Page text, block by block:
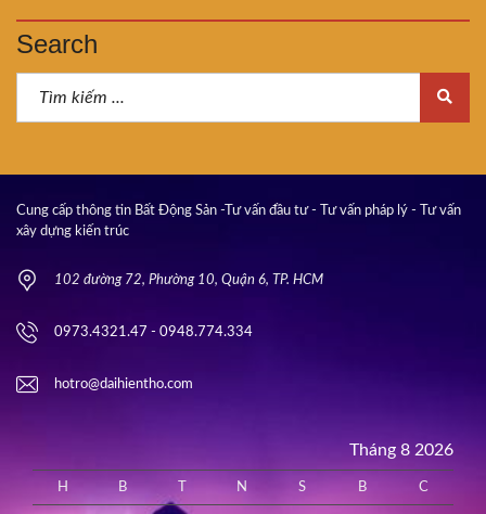
Search
Cung cấp thông tin Bất Động Sản -Tư vấn đầu tư - Tư vấn pháp lý - Tư vấn
xây dựng kiến trúc
102 đường 72, Phường 10, Quận 6, TP. HCM
0973.4321.47 - 0948.774.334
hotro@daihientho.com
Tháng 8 2026
H B N S B C